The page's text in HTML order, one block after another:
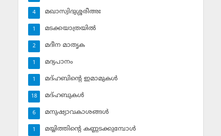
മഖാസ്വിദുശ്ശരീഅഃ
4
മടക്കയാത്രയില്‍
1
മദീന മാതൃക
2
മദ്യപാനം
1
മദ്ഹബിന്റെ ഇമാമുകള്‍
1
മദ്ഹബുകള്‍
18
മനുഷ്യാവകാശങ്ങള്‍
6
മയ്യിത്തിന്റെ കണ്ണടക്കുമ്പോള്‍
1